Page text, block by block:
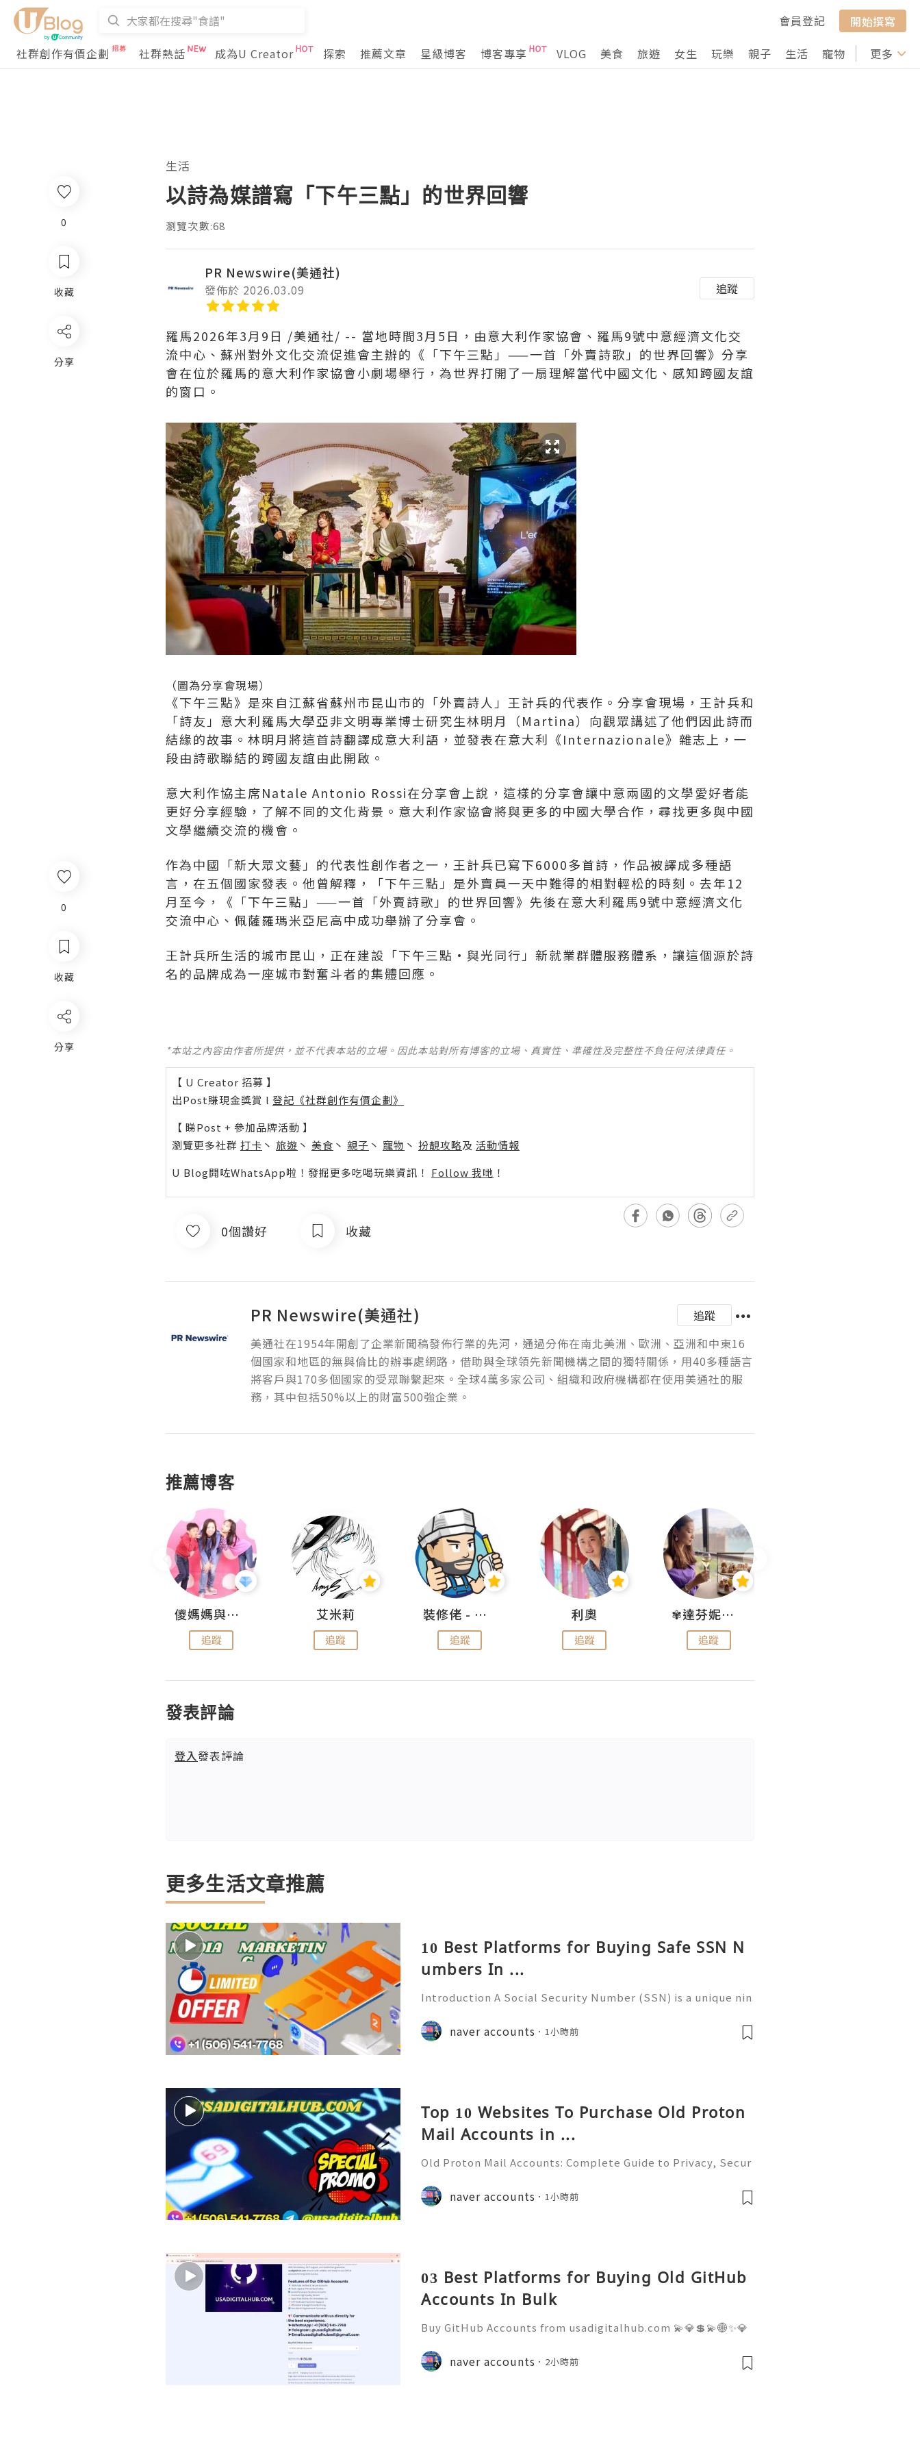
會員登記
開始撰寫
社群創作有價企劃
社群熱話 成為U Creator 探索 推薦文章 星級博客 博客專享 VLOG 美食 旅遊 女生 玩樂 親子 生活 寵物 行山 打卡
更多
0
收藏
分享
生活
以詩為媒譜寫「下午三點」的世界回響
瀏覽次數:68
PR Newswire(美通社)
發佈於 2026.03.09 追蹤
羅馬2026年3月9日 /美通社/ -- 當地時間3月5日，由意大利作家協會、羅馬9號中意經濟文化交
流中心、蘇州對外文化交流促進會主辦的《「下午三點」——一首「外賣詩歌」的世界回響》分享
會在位於羅馬的意大利作家協會小劇場舉行，為世界打開了一扇理解當代中國文化、感知跨國友誼
的窗口。
（圖為分享會現場）
《下午三點》是來自江蘇省蘇州市昆山市的「外賣詩人」王計兵的代表作。分享會現場，王計兵和
「詩友」意大利羅馬大學亞非文明專業博士研究生林明月（Martina）向觀眾講述了他們因此詩而
結緣的故事。林明月將這首詩翻譯成意大利語，並發表在意大利《Internazionale》雜志上，一
段由詩歌聯結的跨國友誼由此開啟。
意大利作協主席Natale Antonio Rossi在分享會上說，這樣的分享會讓中意兩國的文學愛好者能
更好分享經驗，了解不同的文化背景。意大利作家協會將與更多的中國大學合作，尋找更多與中國
文學繼續交流的機會。
作為中國「新大眾文藝」的代表性創作者之一，王計兵已寫下6000多首詩，作品被譯成多種語
言，在五個國家發表。他曾解釋，「下午三點」是外賣員一天中難得的相對輕松的時刻。去年12
月至今，《「下午三點」——一首「外賣詩歌」的世界回響》先後在意大利羅馬9號中意經濟文化
交流中心、佩薩羅瑪米亞尼高中成功舉辦了分享會。
王計兵所生活的城市昆山，正在建設「下午三點•與光同行」新就業群體服務體系，讓這個源於詩
名的品牌成為一座城市對奮斗者的集體回應。
*本站之內容由作者所提供，並不代表本站的立場。因此本站對所有博客的立場、真實性、準確性及完整性不負任何法律責任。
【 U Creator 招募 】
出Post賺現金獎賞 l 登記《社群創作有價企劃》
【 睇Post + 參加品牌活動 】
瀏覽更多社群 打卡 丶 旅遊 丶 美食 丶 親子 丶 寵物 丶 扮靚攻略及 活動情報
U Blog開咗WhatsApp啦！發掘更多吃喝玩樂資訊！ Follow 我哋 ！
0個讚好 收藏
PR Newswire(美通社)
追蹤
美通社在1954年開創了企業新聞稿發佈行業的先河，通過分佈在南北美洲、歐洲、亞洲和中東16
個國家和地區的無與倫比的辦事處網路，借助與全球領先新聞機構之間的獨特關係，用40多種語言
將客戶與170多個國家的受眾聯繫起來。全球4萬多家公司、組織和政府機構都在使用美通社的服
務，其中包括50%以上的財富500強企業。
推薦博客
儍媽媽與兩隻小魔怪之家
追蹤
艾米莉
追蹤
裝修佬 - 香港一站式網上裝修平台
追蹤
利奧
追蹤
✾達芬妮•愛孩子•愛生活✾
追蹤
發表評論
登入發表評論
更多生活文章推薦
10 Best Platforms for Buying Safe SSN N
umbers In ...
Introduction A Social Security Number (SSN) is a unique nin
official identification, employment records, taxation, and g
overnment-related pur
naver accounts 1小時前
Top 10 Websites To Purchase Old Proton
Mail Accounts in ...
Old Proton Mail Accounts: Complete Guide to Privacy, Secur
liable 24/7 Customer Support 💫💎💲💫🌐✨💎WhatsApp :+1 (5
06) 541-7768 💫💎💲💫🌐✨💎Telegram: @usadig
naver accounts 1小時前
03 Best Platforms for Buying Old GitHub
Accounts In Bulk
Buy GitHub Accounts from usadigitalhub.com 💫💎💲💫🌐✨💎
pp :+1 (506) 541-7768 💫💎💲💫🌐✨💎Telegram: @usadigitalhu
b 💫💎💲💫🌐✨💎Discord: usadigitalhub 💫💎💲💫🌐✨💎Email:us
naver accounts 2小時前
0
收藏
分享